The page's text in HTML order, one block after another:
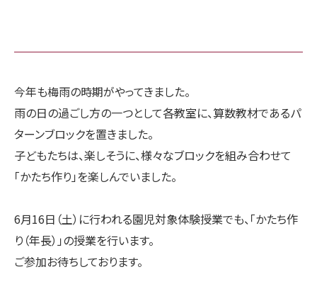
今年も梅雨の時期がやってきました。
雨の日の過ごし方の一つとして各教室に、算数教材であるパ
ターンブロックを置きました。
子どもたちは、楽しそうに、様々なブロックを組み合わせて
「かたち作り」を楽しんでいました。
6月16日（土）に行われる園児対象体験授業でも、「かたち作
り（年長）」の授業を行います。
ご参加お待ちしております。